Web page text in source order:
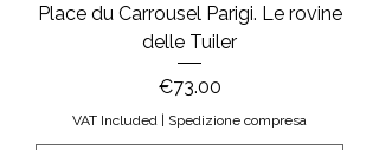
Place du Carrousel Parigi. Le rovine
delle Tuiler
Price
€73.00
VAT Included Spedizione compresa